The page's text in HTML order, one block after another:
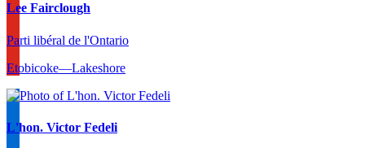
Lee Fairclough
Parti libéral de l'Ontario
Etobicoke—Lakeshore
L'hon. Victor Fedeli